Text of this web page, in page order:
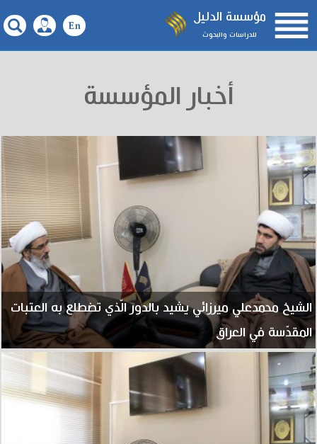
مؤسسة الدليل
للدراسات والبحوث 
أخبار المؤسسة
الشيخ محمدعلي ميرزائي يشيد بالدور الّذي تضطلع به العتبات
المقدّسة في العراق